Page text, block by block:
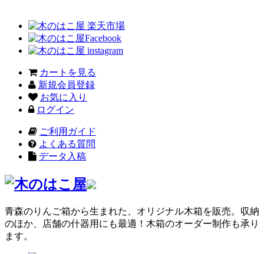
カートを見る
新規会員登録
お気に入り
ログイン
ご利用ガイド
よくある質問
データ入稿
青森のりんご箱から生まれた、オリジナル木箱を販売。収納
のほか、店舗の什器用にも最適！木箱のオーダー制作も承り
ます。